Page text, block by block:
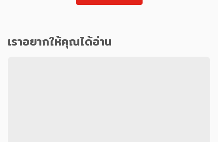
เราอยากให้คุณได้อ่าน